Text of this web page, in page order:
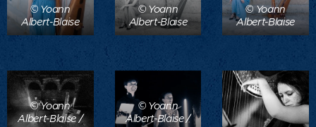
© Yoann
Albert-Blaise
© Yoann
Albert-Blaise
© Yoann
Albert-Blaise
© Yoann
Albert-Blaise /
© Yoann
Albert-Blaise /